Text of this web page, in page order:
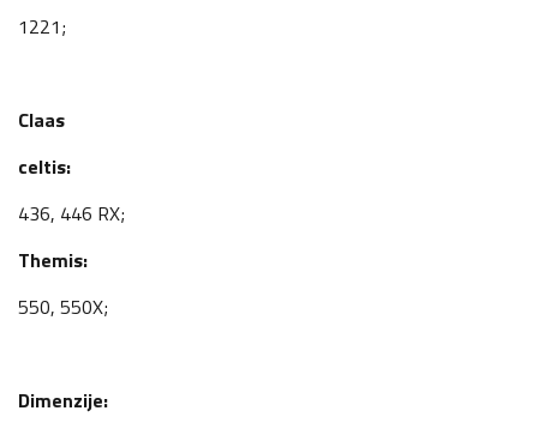
1221;
Claas
celtis:
436, 446 RX;
Themis:
550, 550X;
Dimenzije: